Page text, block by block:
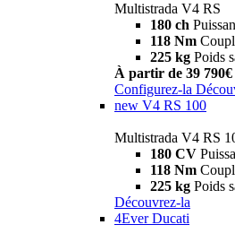
Multistrada V4 RS
180 ch
118 Nm
225 kg Poids
À partir de 39 790€
Configurez-la
new V4 RS 100
Multistrada V4 RS
180 CV
118 Nm
225 kg Poids
Découvrez-la
4Ever Ducati